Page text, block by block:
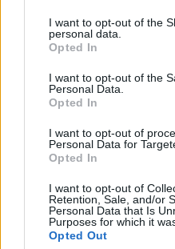
not limited to your visit or
grant or deny consent to
use your data for below
consent section.
I want to opt-out of the
personal data.
Opted In
I want to opt-out of the
Personal Data.
Opted In
I want to opt-out of
Personal Data for
Opted In
I want to opt-out of
Retention, Sale, and/or
Personal Data that Is
Purposes for which it
Opted Out
ηπειρωτική περιοχή (πχ
ευρώ σε ΙΒΑΝ χωρίς κάρτα
κάποιος 33,3% υψηλότερο
κατοικία σε νησί: 70 ευρώ
χωρίς κάρτα (έναντι 35
Με τα δεδομένα αυτά:
• η επιδότηση καυσίμου